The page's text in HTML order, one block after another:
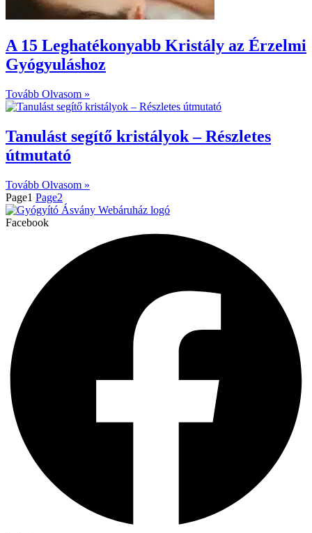
A 15 Leghatékonyabb Kristály az Érzelmi
Gyógyuláshoz
Tovább Olvasom »
Tanulást segítő kristályok – Részletes
útmutató
Tovább Olvasom »
Page1 Page2
Facebook